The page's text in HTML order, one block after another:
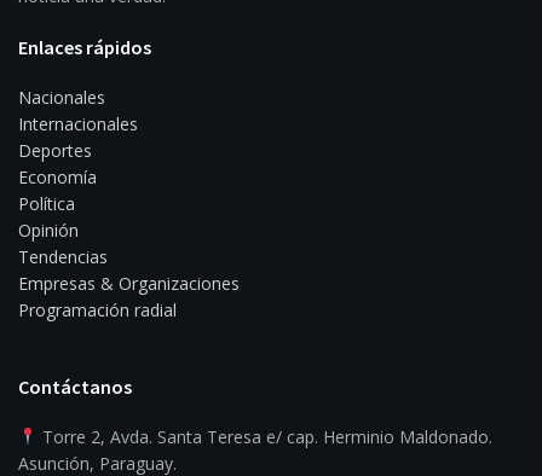
Enlaces rápidos
Nacionales
Internacionales
Deportes
Economía
Política
Opinión
Tendencias
Empresas & Organizaciones
Programación radial
Contáctanos
Torre 2, Avda. Santa Teresa e/ cap. Herminio Maldonado.
Asunción, Paraguay.